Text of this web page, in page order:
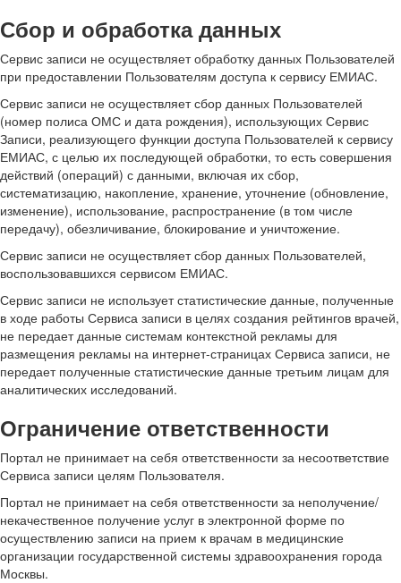
Сбор и обработка данных
Сервис записи не осуществляет обработку данных Пользователей
при предоставлении Пользователям доступа к сервису ЕМИАС.
Сервис записи не осуществляет сбор данных Пользователей
(номер полиса ОМС и дата рождения), использующих Сервис
Записи, реализующего функции доступа Пользователей к сервису
ЕМИАС, с целью их последующей обработки, то есть совершения
действий (операций) с данными, включая их сбор,
систематизацию, накопление, хранение, уточнение (обновление,
изменение), использование, распространение (в том числе
передачу), обезличивание, блокирование и уничтожение.
Сервис записи не осуществляет сбор данных Пользователей,
воспользовавшихся сервисом ЕМИАС.
Сервис записи не использует статистические данные, полученные
в ходе работы Сервиса записи в целях создания рейтингов врачей,
не передает данные системам контекстной рекламы для
размещения рекламы на интернет-страницах Сервиса записи, не
передает полученные статистические данные третьим лицам для
аналитических исследований.
Ограничение ответственности
Портал не принимает на себя ответственности за несоответствие
Сервиса записи целям Пользователя.
Портал не принимает на себя ответственности за неполучение/
некачественное получение услуг в электронной форме по
осуществлению записи на прием к врачам в медицинские
организации государственной системы здравоохранения города
Москвы.